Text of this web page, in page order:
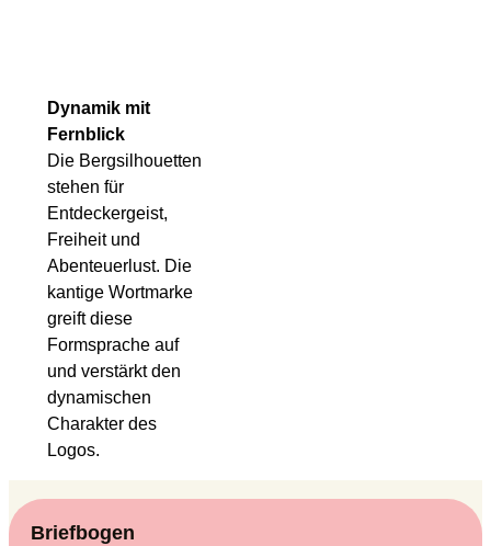
Dynamik mit
Fernblick
Die Bergsilhouetten
stehen für
Entdeckergeist,
Freiheit und
Abenteuerlust. Die
kantige Wortmarke
greift diese
Formsprache auf
und verstärkt den
dynamischen
Charakter des
Logos.
Briefbogen